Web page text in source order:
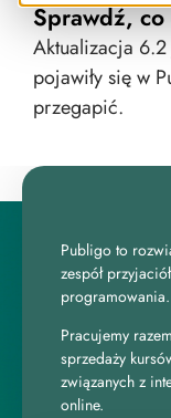
Sprawdź,
Aktualizacja
pojawiły się w
przegapić.
Publigo to
zespół
programowania.
Pracujemy
sprzedaży
związanych z
online.